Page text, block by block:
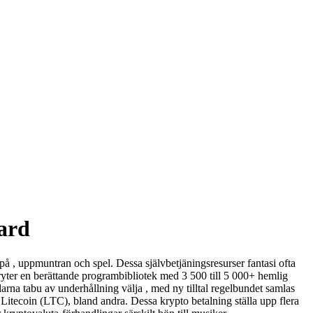
uppmuntran och spel. Dessa självbetjäningsresurser fantasi ofta
en berättande programbibliotek med 3 500 till 5 000+ hemlig
tabu av underhållning välja , med ny tilltal regelbundet samlas
(LTC), bland andra. Dessa krypto betalning ställa upp flera